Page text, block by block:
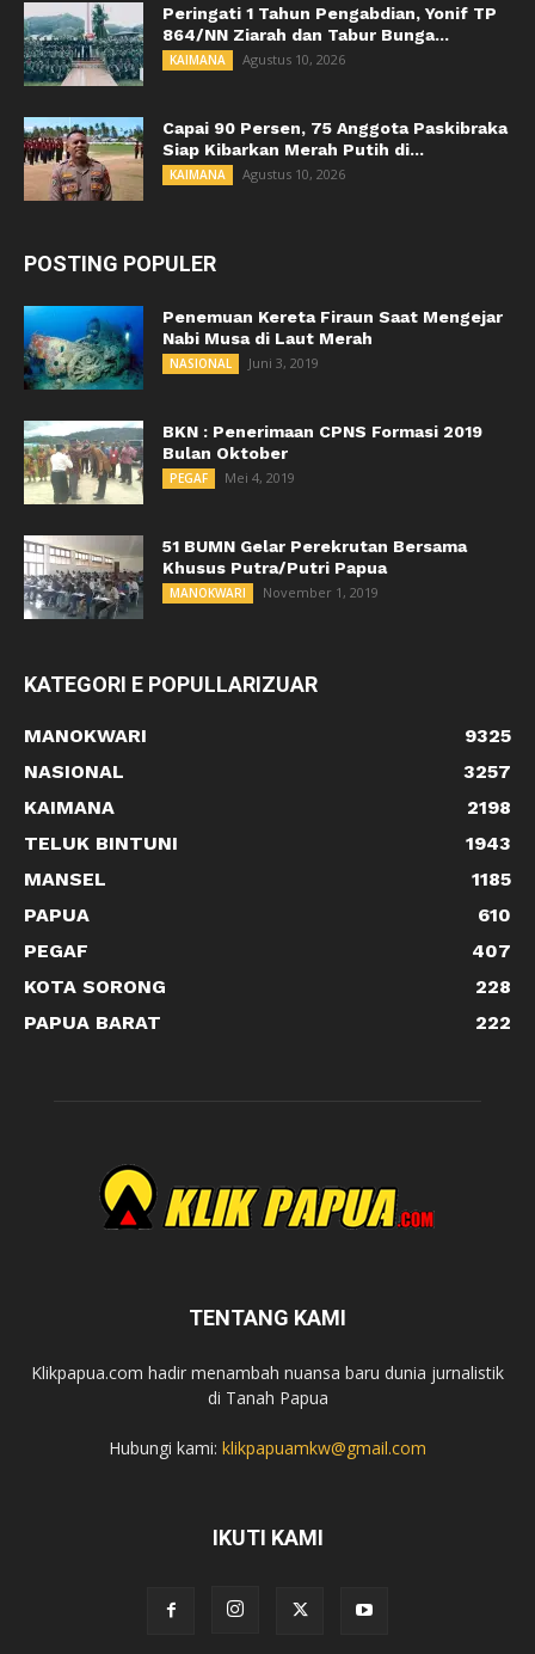
Peringati 1 Tahun Pengabdian, Yonif TP
864/NN Ziarah dan Tabur Bunga...
KAIMANA Agustus 10, 2026
Capai 90 Persen, 75 Anggota Paskibraka
Siap Kibarkan Merah Putih di...
KAIMANA Agustus 10, 2026
POSTING POPULER
Penemuan Kereta Firaun Saat Mengejar
Nabi Musa di Laut Merah
NASIONAL Juni 3, 2019
BKN : Penerimaan CPNS Formasi 2019
Bulan Oktober
PEGAF Mei 4, 2019
51 BUMN Gelar Perekrutan Bersama
Khusus Putra/Putri Papua
MANOKWARI November 1, 2019
KATEGORI E POPULLARIZUAR
MANOKWARI
9325
NASIONAL
3257
KAIMANA
2198
TELUK BINTUNI
1943
MANSEL
1185
PAPUA
610
PEGAF
407
KOTA SORONG
228
PAPUA BARAT
222
TENTANG KAMI
Klikpapua.com hadir menambah nuansa baru dunia jurnalistik
di Tanah Papua
Hubungi kami: klikpapuamkw@gmail.com
IKUTI KAMI